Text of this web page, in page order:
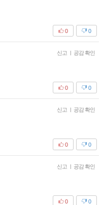
0
0
신고 | 공감 확인
0
0
신고 | 공감 확인
0
0
신고 | 공감 확인
0
0